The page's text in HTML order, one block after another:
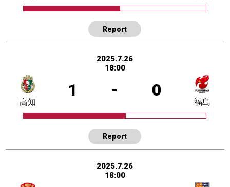
Report
2025.7.26
18:00
1 - 0
高知 福島
Report
2025.7.26
18:00